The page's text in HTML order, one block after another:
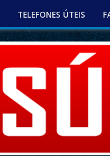
TELEFONES ÚTEIS